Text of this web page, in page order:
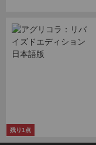
残り1点